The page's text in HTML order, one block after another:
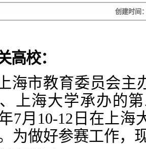
创建时间
高校：
海市教育委员会主
上海大学承办的第
7月 10-12 日在上海
为做好参赛工作，